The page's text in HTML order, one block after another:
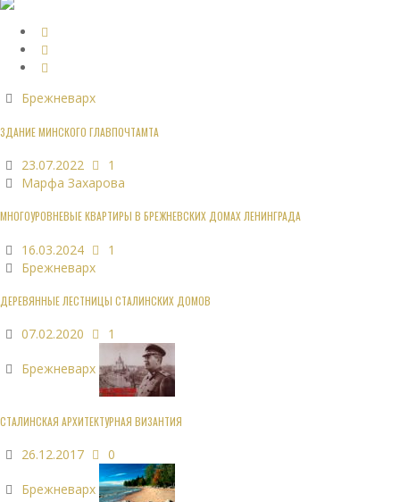
Брежневарх
ЗДАНИЕ МИНСКОГО ГЛАВПОЧТАМТА
23.07.2022
1
Марфа Захарова
МНОГОУРОВНЕВЫЕ КВАРТИРЫ В БРЕЖНЕВСКИХ ДОМАХ ЛЕНИНГРАДА
16.03.2024
1
Брежневарх
ДЕРЕВЯННЫЕ ЛЕСТНИЦЫ СТАЛИНСКИХ ДОМОВ
07.02.2020 1
Брежневарх
СТАЛИНСКАЯ АРХИТЕКТУРНАЯ ВИЗАНТИЯ
26.12.2017 0
Брежневарх